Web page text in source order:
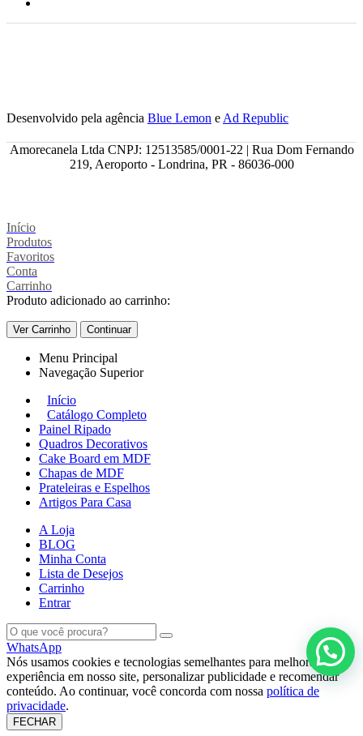
Desenvolvido pela agência Blue Lemon e Ad Republic
Amorecanela Ltda CNPJ: 12513585/0001-22 | Rua Dom Fernando
219, Aeroporto - Londrina, PR - 86036-000
Início
Produtos
Favoritos
Conta
Carrinho
Produto adicionado ao carrinho:
Ver Carrinho Continuar
Menu Principal
Navegação Superior
Início
Catálogo Completo
Painel Ripado
Quadros Decorativos
Cake Board em MDF
Chapas de MDF
Prateleiras e Espelhos
Artigos Para Casa
A Loja
BLOG
Minha Conta
Lista de Desejos
Carrinho
Entrar
WhatsApp
Nós usamos cookies e tecnologias semelhantes para melhorar a sua
experiência em nosso site, personalizar publicidade e recomendar
conteúdo. Ao continuar, você concorda com nossa política de
privacidade.
FECHAR